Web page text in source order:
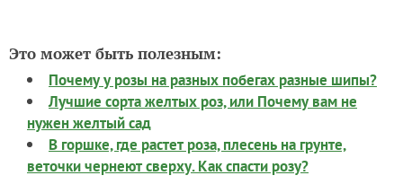
Это может быть полезным:
Почему у розы на разных побегах разные шипы?
Лучшие сорта желтых роз, или Почему вам не
нужен желтый сад
В горшке, где растет роза, плесень на грунте,
веточки чернеют сверху. Как спасти розу?